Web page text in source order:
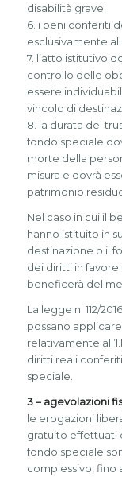
disabilità grave;
6. i beni conferiti
esclusivamente
7. l’atto istitutivo
controllo delle
essere
vincolo di
8. la durata del
fondo speciale
morte della
misura e dovrà
patrimonio
Nel caso in cui il
hanno istituito in
destinazione o il
dei diritti in
beneficerà del
La legge n. 112/
possano
relativamente
diritti reali
speciale.
3 – agevolazioni
le erogazioni
gratuito effettuati
fondo speciale
complessivo, fino